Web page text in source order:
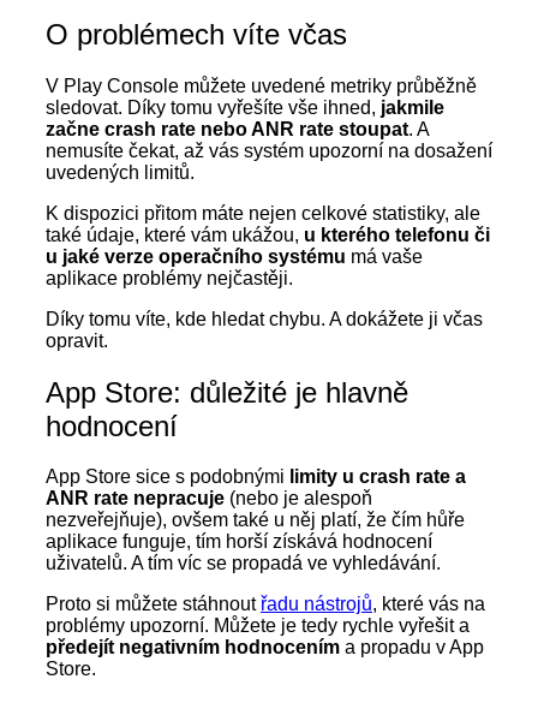
O problémech víte včas
V Play Console můžete uvedené metriky průběžně
sledovat. Díky tomu vyřešíte vše ihned, jakmile
začne crash rate nebo ANR rate stoupat. A
nemusíte čekat, až vás systém upozorní na dosažení
uvedených limitů.
K dispozici přitom máte nejen celkové statistiky, ale
také údaje, které vám ukážou, u kterého telefonu či
u jaké verze operačního systému má vaše
aplikace problémy nejčastěji.
Díky tomu víte, kde hledat chybu. A dokážete ji včas
opravit.
App Store: důležité je hlavně
hodnocení
App Store sice s podobnými limity u crash rate a
ANR rate nepracuje (nebo je alespoň
nezveřejňuje), ovšem také u něj platí, že čím hůře
aplikace funguje, tím horší získává hodnocení
uživatelů. A tím víc se propadá ve vyhledávání.
Proto si můžete stáhnout řadu nástrojů, které vás na
problémy upozorní. Můžete je tedy rychle vyřešit a
předejít negativním hodnocením a propadu v App
Store.